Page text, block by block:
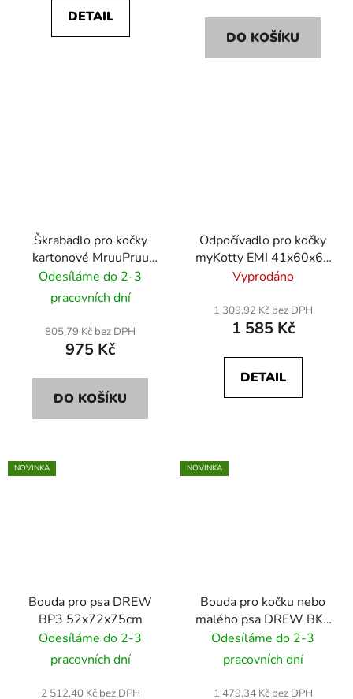
DETAIL
DO KOŠÍKU
Škrabadlo pro kočky
kartonové MruuPruu
MIMI 70x23x24 cm -
černý
Odesíláme do 2-3
pracovních dní
805,79 Kč bez DPH
975 Kč
DO KOŠÍKU
Odpočívadlo pro kočky
myKotty EMI 41x60x65
cm - růžový
Vyprodáno
1 309,92 Kč bez DPH
1 585 Kč
DETAIL
NOVINKA
Bouda pro psa DREW
BP3 52x72x75cm
Odesíláme do 2-3
pracovních dní
2 512,40 Kč bez DPH
NOVINKA
Bouda pro kočku nebo
malého psa DREW BK2
41x44x57cm
Odesíláme do 2-3
pracovních dní
1 479,34 Kč bez DPH